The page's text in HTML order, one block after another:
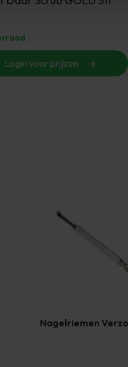
Login voor prijzen
Nagelriemen